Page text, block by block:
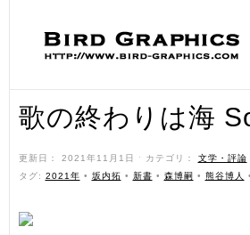
歌の終わりは海
更新日： 2021年11月1日 ˑ カテゴリ： 文学・評論
タグ: 2021年 • 坂内拓 • 新書 • 森博嗣 • 熊谷博人 •